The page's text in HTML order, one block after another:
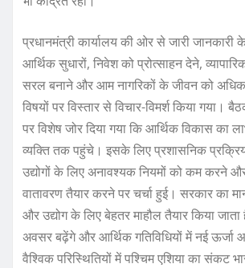
प्रधानमंत्री कार्यालय की ओर से जारी
आर्थिक सुधारों, निवेश को प्रोत्साहन देने,
सरल बनाने और आम नागरिकों के जीवन को
विषयों पर विस्तार से विचार-विमर्श किया गया।
पर विशेष जोर दिया गया कि आर्थिक विकास का
व्यक्ति तक पहुंचे। इसके लिए प्रशासनिक
उद्योगों के लिए अनावश्यक नियमों को कम करने
वातावरण तैयार करने पर चर्चा हुई। सरकार का
और उद्योग के लिए बेहतर माहौल तैयार किया जाता
अवसर बढ़ेंगे और आर्थिक गतिविधियों में नई ऊर्जा
वैश्विक परिस्थितियों में पश्चिम एशिया का संकट